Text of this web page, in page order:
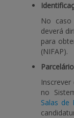
APOIO AO
Entrar / Registar
No
deverá
para
(NIFAP).
Parcelário
no
Salas de